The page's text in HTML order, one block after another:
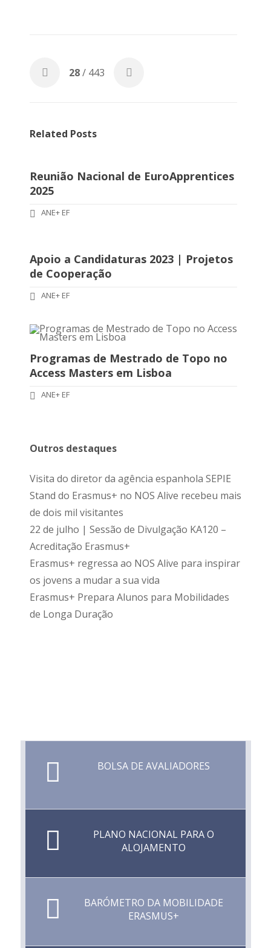
28/ 443
Related Posts
Reunião Nacional de EuroApprentices
2025
ANE+ EF
Apoio a Candidaturas 2023 | Projetos
de Cooperação
ANE+ EF
Programas de Mestrado de Topo no
Access Masters em Lisboa
ANE+ EF
Outros destaques
Visita do diretor da agência espanhola SEPIE
Stand do Erasmus+ no NOS Alive recebeu mais
de dois mil visitantes
22 de julho | Sessão de Divulgação KA120 –
Acreditação Erasmus+
Erasmus+ regressa ao NOS Alive para inspirar
os jovens a mudar a sua vida
Erasmus+ Prepara Alunos para Mobilidades
de Longa Duração
BOLSA DE AVALIADORES
PLANO NACIONAL PARA O
ALOJAMENTO
BARÓMETRO DA MOBILIDADE
ERASMUS+